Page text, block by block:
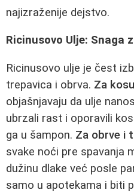
najizraženije dejstvo.
Ricinusovo Ulje: Snaga
Ricinusovo ulje je čest
trepavica i obrva. Za kosu
objašnjavaju da ulje
ubrzali rast i oporavili
ga u šampon. Za obrve i
svake noći pre spavanja
dužinu dlake već posle
samo u apotekama i biti